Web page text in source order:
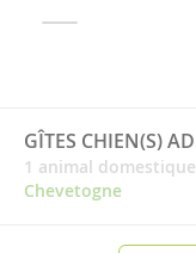
GÎTES CHIEN(S)
1 animal domestique
Chevetogne